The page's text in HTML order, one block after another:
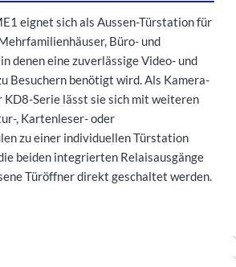
eignet sich als Aussen-Türstation für
Büro- und
denen eine zuverlässige Video- und
Besuchern benötigt wird. Als Kamera-
KD8-Serie lässt sie sich mit weiteren
, Kartenleser- oder
zu einer individuellen Türstation
beiden integrierten Relaisausgänge
Türöffner direkt geschaltet werden.